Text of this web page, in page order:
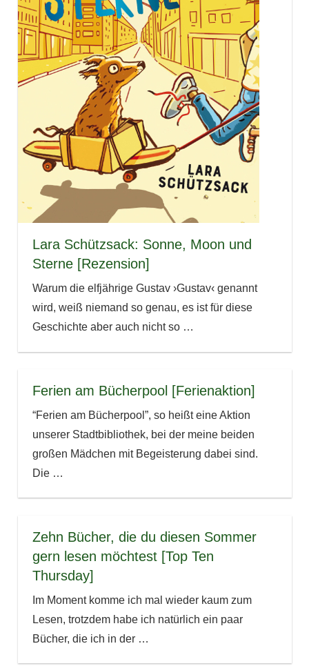
Lara Schützsack: Sonne, Moon und
Sterne [Rezension]
Warum die elfjährige Gustav ›Gustav‹ genannt
wird, weiß niemand so genau, es ist für diese
Geschichte aber auch nicht so …
Ferien am Bücherpool [Ferienaktion]
“Ferien am Bücherpool”, so heißt eine Aktion
unserer Stadtbibliothek, bei der meine beiden
großen Mädchen mit Begeisterung dabei sind.
Die …
Zehn Bücher, die du diesen Sommer
gern lesen möchtest [Top Ten
Thursday]
Im Moment komme ich mal wieder kaum zum
Lesen, trotzdem habe ich natürlich ein paar
Bücher, die ich in der …